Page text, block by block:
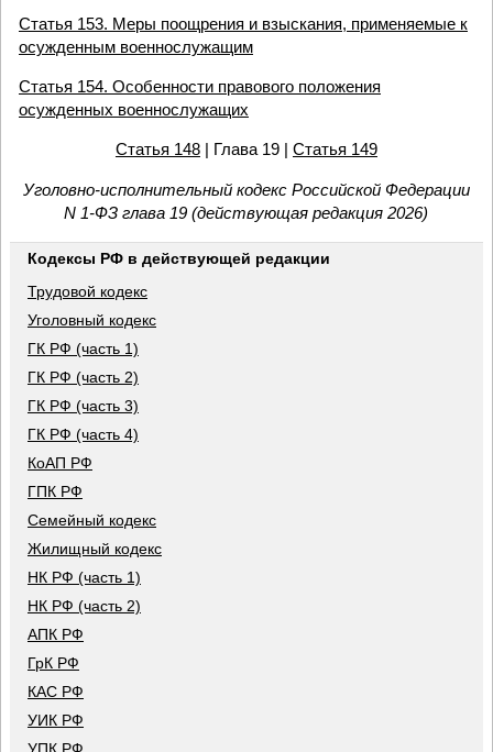
Статья 153. Меры поощрения и взыскания, применяемые к
осужденным военнослужащим
Статья 154. Особенности правового положения
осужденных военнослужащих
Статья 148| Глава 19 | Статья 149
Уголовно-исполнительный кодекс Российской Федерации
N 1-ФЗ глава 19 (действующая редакция 2026)
Кодексы РФ в действующей редакции
Трудовой кодекс
Уголовный кодекс
ГК РФ (часть 1)
ГК РФ (часть 2)
ГК РФ (часть 3)
ГК РФ (часть 4)
КоАП РФ
ГПК РФ
Семейный кодекс
Жилищный кодекс
НК РФ (часть 1)
НК РФ (часть 2)
АПК РФ
ГрК РФ
КАС РФ
УИК РФ